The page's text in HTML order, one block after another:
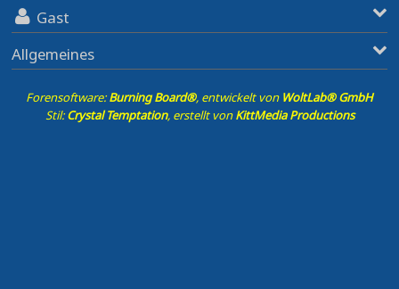
Gast
Allgemeines
Forensoftware:Burning Board®, entwickelt von WoltLab® GmbH
Stil:Crystal Temptation, erstellt vonKittMedia Productions